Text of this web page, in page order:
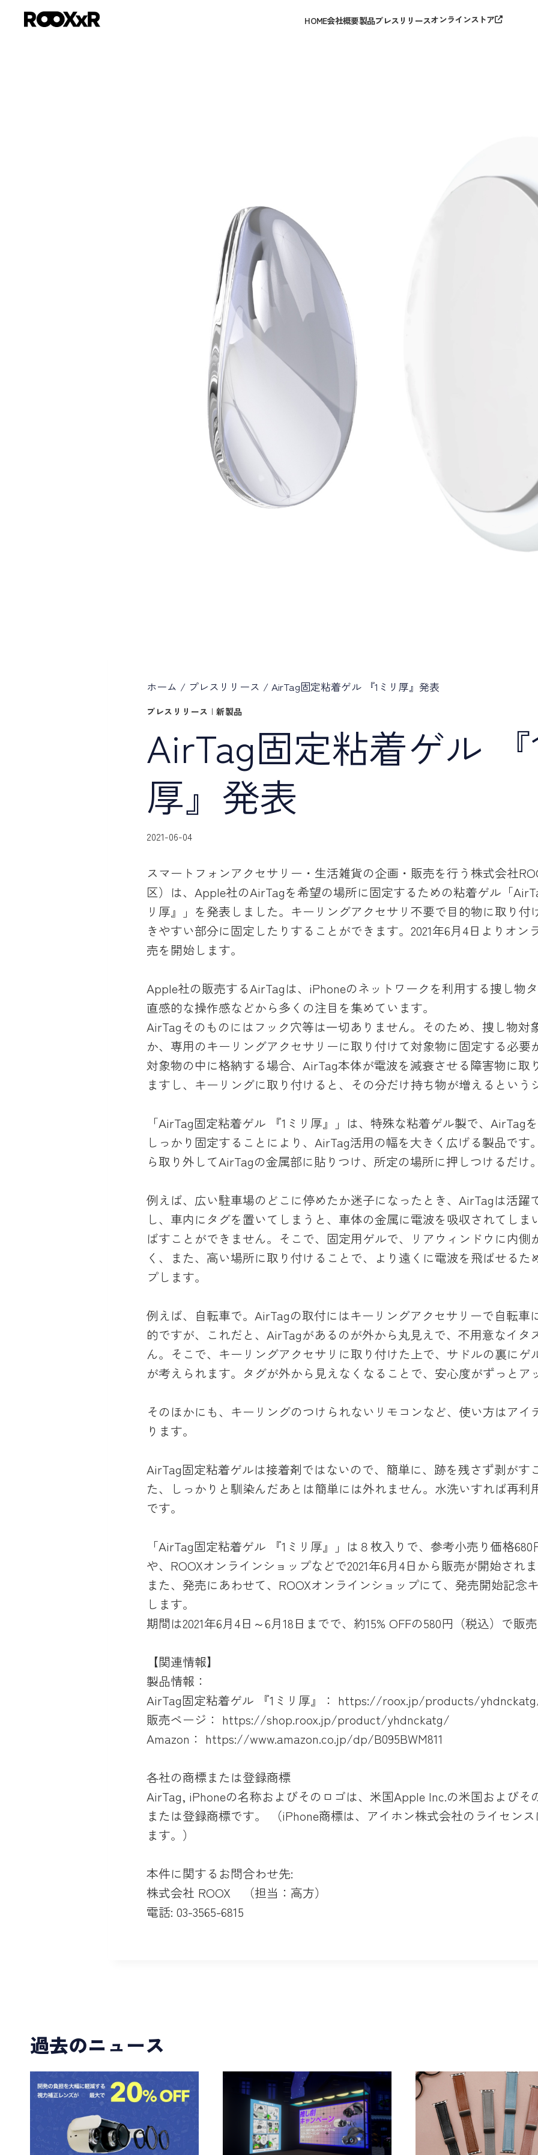
HOME会社概要製品プレスリリースオンラインストア
ホーム / プレスリリース / AirTag固定粘着ゲル 『1ミリ厚』発表
プレスリリース |新製品
AirTag固定粘着ゲル
厚』発表
2021-06-04
スマートフォンアクセサリー・生活雑貨の企画・販売を行う株式会社
区）は、Apple社のAirTagを希望の場所に固定するための粘着ゲル「
リ厚』」を発表しました。キーリングアクセサリ不要で目的物に取り付
きやすい部分に固定したりすることができます。2021年6月4日よりオン
売を開始します。
Apple社の販売するAirTagは、iPhoneのネットワークを利用する捜し物
直感的な操作感などから多くの注目を集めています。
AirTagそのものにはフック穴等は一切ありません。そのため、捜し物対
か、専用のキーリングアクセサリーに取り付けて対象物に固定する必要
対象物の中に格納する場合、AirTag本体が電波を減衰させる障害物に取
ますし、キーリングに取り付けると、その分だけ持ち物が増えるという
「AirTag固定粘着ゲル 『1ミリ厚』」は、特殊な粘着ゲル製で、AirTag
しっかり固定することにより、AirTag活用の幅を大きく広げる製品です
ら取り外してAirTagの金属部に貼りつけ、所定の場所に押しつけるだけ
例えば、広い駐車場のどこに停めたか迷子になったとき、AirTagは活躍
し、車内にタグを置いてしまうと、車体の金属に電波を吸収されてしま
ばすことができません。そこで、固定用ゲルで、リアウィンドウに内側
く、また、高い場所に取り付けることで、より遠くに電波を飛ばせるた
プします。
例えば、自転車で。AirTagの取付にはキーリングアクセサリーで自転車
的ですが、これだと、AirTagがあるのが外から丸見えで、不用意なイタ
ん。そこで、キーリングアクセサリに取り付けた上で、サドルの裏にゲ
が考えられます。タグが外から見えなくなることで、安心度がずっとア
そのほかにも、キーリングのつけられないリモコンなど、使い方はアイ
ります。
AirTag固定粘着ゲルは接着剤ではないので、簡単に、跡を残さず剥がす
た、しっかりと馴染んだあとは簡単には外れません。水洗いすれば再利
です。
「AirTag固定粘着ゲル 『1ミリ厚』」は８枚入りで、参考小売り価格
や、ROOXオンラインショップなどで2021年6月4日から販売が開始され
また、発売にあわせて、ROOXオンラインショップにて、発売開始記念
します。
期間は2021年6月4日～6月18日までで、約15% OFFの580円（税込）で販
【関連情報】
製品情報：
AirTag固定粘着ゲル 『1ミリ厚』： https://roox.jp/products/
販売ページ： https://shop.roox.jp/product/yhdnckatg/
Amazon： https://www.amazon.co.jp/dp/B095BWM811
各社の商標または登録商標
AirTag, iPhoneの名称およびそのロゴは、米国Apple Inc.の米国およびそ
または登録商標です。 （iPhone商標は、アイホン株式会社のライセン
ます。）
本件に関するお問合わせ先:
株式会社 ROOX （担当：高方）
電話: 03-3565-6815
過去のニュース